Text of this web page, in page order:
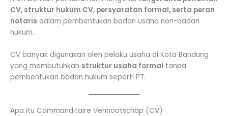
CV, struktur hukum CV, persyaratan formal, serta peran
notaris dalam pembentukan badan usaha non-badan
hukum.
CV banyak digunakan oleh pelaku usaha di Kota Bandung
yang membutuhkan struktur usaha formal tanpa
pembentukan badan hukum seperti PT.
Apa itu Commanditaire Vennootschap (CV)